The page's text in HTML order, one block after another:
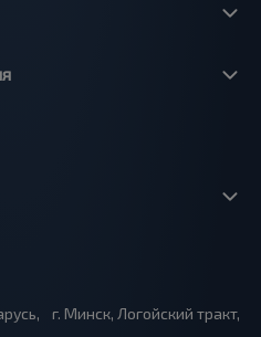
г. Минск, Логойский тракт,